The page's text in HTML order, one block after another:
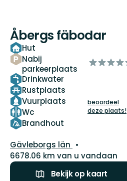
Åbergs fäbodar
Hut
Nabij
parkeerplaats
Drinkwater
Rustplaats
Vuurplaats
Wc
Brandhout
van
beoordeel
deze plaats!
Regio:
Gävleborgs län
6678.06 km van u vandaan
Bekijk op kaart